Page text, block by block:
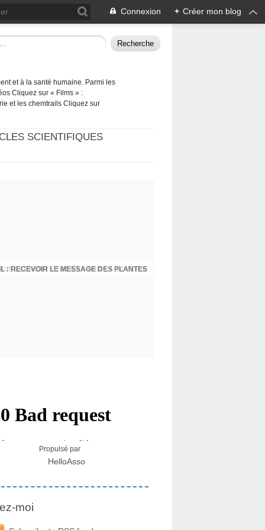
Connexion + Créer mon blog
et à la santé humaine. Parmi les
Cliquez sur « Films » :
et les chemtrails Cliquez sur
SCIENTIFIQUES
: RECEVOIR LE MESSAGE DES PLANTES
Propulsé par
HelloAsso
moi